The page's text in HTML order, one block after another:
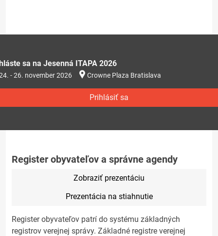
sa na Jesenná ITAPA 2026
- 26. november 2026 Crowne Plaza Bratislava
Prihlásiť sa
Register obyvateľov a správne agendy
Zobraziť prezentáciu
Prezentácia na stiahnutie
Register obyvateľov patrí do systému základných
registrov verejnej správy. Základné registre verejnej